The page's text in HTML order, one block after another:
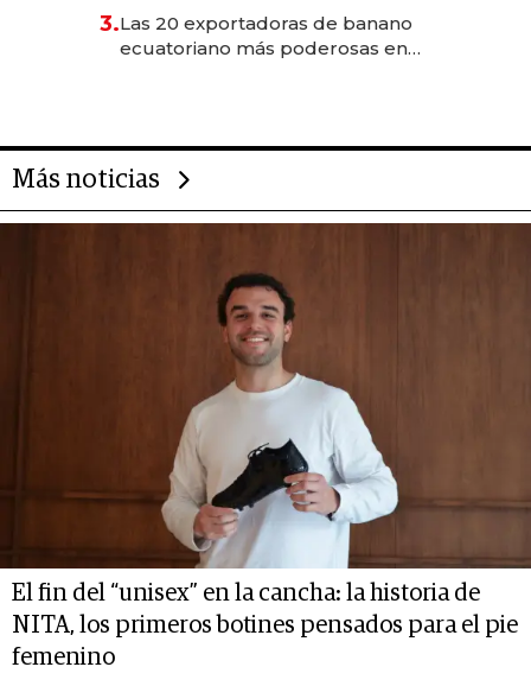
3.Las 20 exportadoras de banano
ecuatoriano más poderosas en
Más noticias
El fin del “unisex” en la cancha: la historia de
NITA, los primeros botines pensados para el pie
femenino